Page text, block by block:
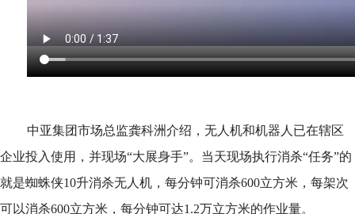
中亚集团市场总监龚科洲介绍，无人机和机器人已在辖区
企业投入使用，并现场“大展身手”。当天现场执行消杀“任务”的
就是蜘蛛侠10升消杀无人机，每分钟可消杀600立方米，每架次
可以消杀600立方米，每分钟可达1.2万立方米的作业量。